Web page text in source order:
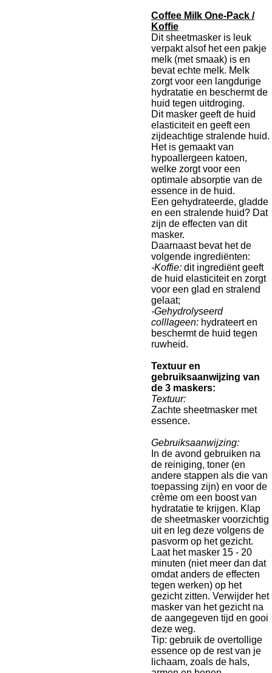
Coffee Milk One-Pack /
Koffie
Dit sheetmasker is leuk
verpakt alsof het een pakje
melk (met smaak) is en
bevat echte melk. Melk
zorgt voor een langdurige
hydratatie en beschermt de
huid tegen uitdroging.
Dit masker geeft de huid
elasticiteit en geeft een
zijdeachtige stralende huid.
Het is gemaakt van
hypoallergeen katoen,
welke zorgt voor een
optimale absorptie van de
essence in de huid.
Een gehydrateerde, gladde
en een stralende huid? Dat
zijn de effecten van dit
masker.
Daarnaast bevat het de
volgende ingrediënten:
-Koffie: dit ingrediënt geeft
de huid elasticiteit en zorgt
voor een glad en stralend
gelaat;
-Gehydrolyseerd
colllageen: hydrateert en
beschermt de huid tegen
ruwheid.
Textuur en
gebruiksaanwijzing van
de 3 maskers:
Textuur:
Zachte sheetmasker met
essence.
Gebruiksaanwijzing:
In de avond gebruiken na
de reiniging, toner (en
andere stappen als die van
toepassing zijn) en voor de
crème om een boost van
hydratatie te krijgen. Klap
de sheetmasker voorzichtig
uit en leg deze volgens de
pasvorm op het gezicht.
Laat het masker 15 - 20
minuten (niet meer dan dat
omdat anders de effecten
tegen werken) op het
gezicht zitten. Verwijder het
masker van het gezicht na
de aangegeven tijd en gooi
deze weg.
Tip: gebruik de overtollige
essence op de rest van je
lichaam, zoals de hals,